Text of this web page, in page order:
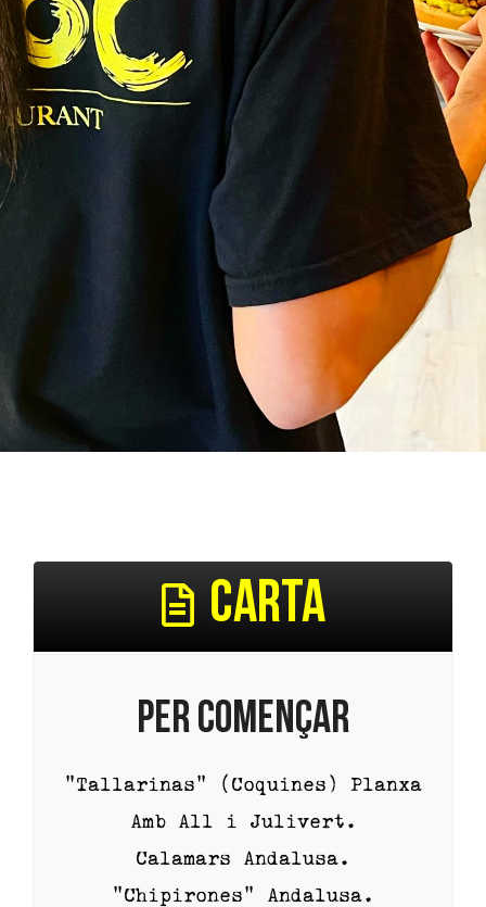
CARTA
PER COMENÇAR
”Tallarinas” (Coquines) Planxa
Amb All i Julivert.
Calamars Andalusa.
”Chipirones” Andalusa.